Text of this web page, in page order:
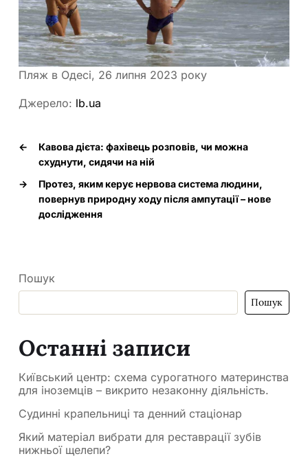
Пляж в Одесі, 26 липня 2023 року
Джерело: lb.ua
←
Кавова дієта: фахівець розповів, чи можна
схуднути, сидячи на ній
→
Протез, яким керує нервова система людини,
повернув природну ходу після ампутації – нове
дослідження
Пошук
Пошук
Останні записи
Київський центр: схема сурогатного материнства
для іноземців – викрито незаконну діяльність.
Судинні крапельниці та денний стаціонар
Який матеріал вибрати для реставрації зубів
нижньої щелепи?